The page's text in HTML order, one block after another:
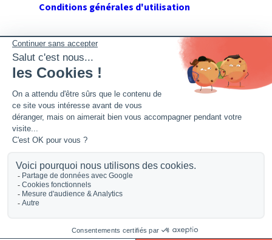
Conditions générales d'utilisation
SUIVEZ GERANT DE SARL
Twitter
Facebook
Montpellier. Siret : 394 264 709 00020. R.C.S. Montpellier.